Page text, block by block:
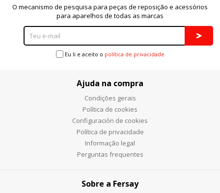
O mecanismo de pesquisa para peças de reposição e acessórios
para aparelhos de todas as marcas
Eu li e aceito o política de privacidade
Ajuda na compra
Condições gerais
Política de cookies
Configuración de cookies
Política de privacidade
Informação legal
Perguntas frequentes
Sobre a Fersay